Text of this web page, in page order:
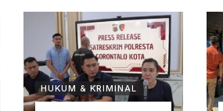
HUKUM & KRIMINAL